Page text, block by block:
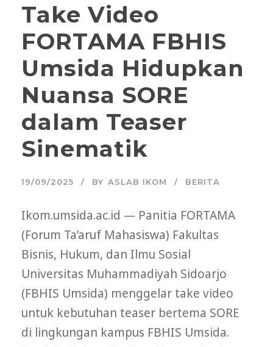
Take Video
FORTAMA FBHIS
Umsida Hidupkan
Nuansa SORE
dalam Teaser
Sinematik
19/09/2025 BY ASLAB IKOM BERITA
Ikom.umsida.ac.id — Panitia FORTAMA
(Forum Ta’aruf Mahasiswa) Fakultas
Bisnis, Hukum, dan Ilmu Sosial
Universitas Muhammadiyah Sidoarjo
(FBHIS Umsida) menggelar take video
untuk kebutuhan teaser bertema SORE
di lingkungan kampus FBHIS Umsida.